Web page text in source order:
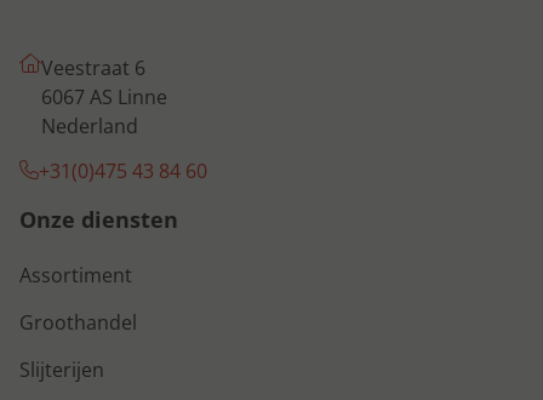
Veestraat 6
6067 AS Linne
Nederland
+31(0)475 43 84 60
Onze diensten
Assortiment
Groothandel
Slijterijen